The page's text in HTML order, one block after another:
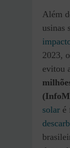
Além
usinas
2023,
evitou
solar é